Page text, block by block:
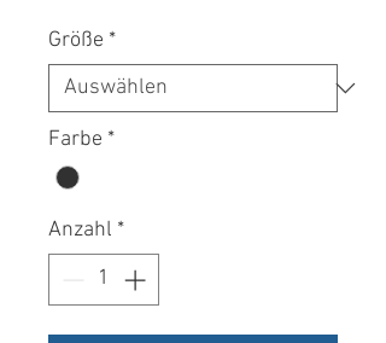
Größe *
Farbe *
Anzahl *